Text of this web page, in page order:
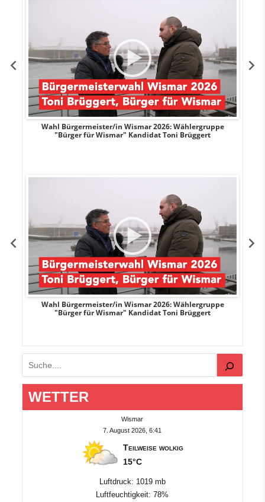
Wahl Bürgermeister/in Wismar 2026: Wählergruppe
"Bürger für Wismar" Kandidat Toni Brüggert
Wahl Bürgermeister/in Wismar 2026: Wählergruppe
"Bürger für Wismar" Kandidat Toni Brüggert
Suchen
WETTER
Wismar
7. August 2026, 6:41
Teilweise wolkig
15°C
Luftdruck: 1019 mb
Luftfeuchtigkeit: 78%